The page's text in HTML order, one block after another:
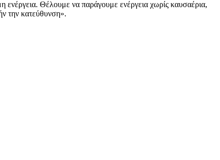
ενέργεια. Θέλουμε να παράγουμε ενέργεια χωρίς καυσαέρια,
την κατεύθυνση».